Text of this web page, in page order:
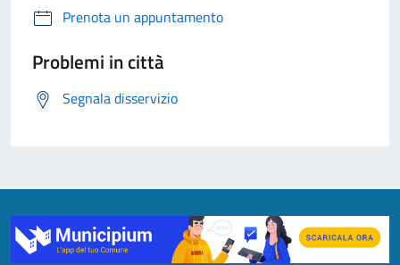
Prenota un appuntamento
Problemi in città
Segnala disservizio